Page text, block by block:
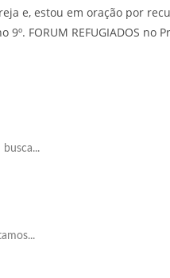
e, estou em oração por
FORUM REFUGIADOS no